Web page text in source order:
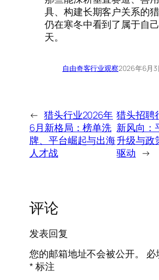
具、构建长期客户关系的猎
仍在寒冬中看到了属于自
天。
自由奇客行业观察2026年6月3
← 猎头行业2026年
6月新格局：榜单洗
牌、平台崛起与出海
人才战
猎头招聘
新风向：
升级与政
驱动 →
评论
发表回复
您的邮箱地址不会被公开。
必
*标注